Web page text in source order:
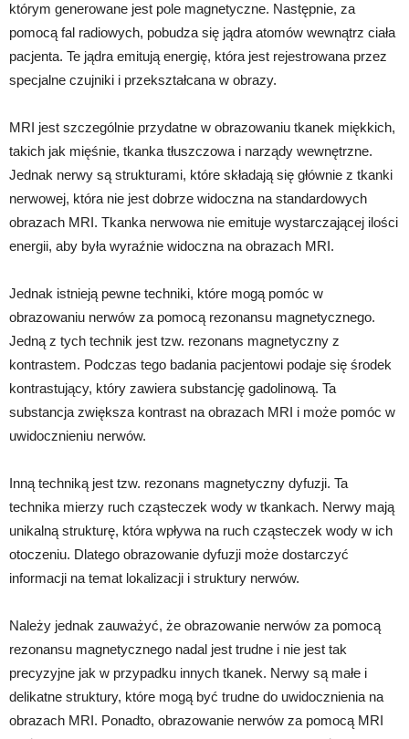
którym generowane jest pole magnetyczne. Następnie, za
pomocą fal radiowych, pobudza się jądra atomów wewnątrz ciała
pacjenta. Te jądra emitują energię, która jest rejestrowana przez
specjalne czujniki i przekształcana w obrazy.
MRI jest szczególnie przydatne w obrazowaniu tkanek miękkich,
takich jak mięśnie, tkanka tłuszczowa i narządy wewnętrzne.
Jednak nerwy są strukturami, które składają się głównie z tkanki
nerwowej, która nie jest dobrze widoczna na standardowych
obrazach MRI. Tkanka nerwowa nie emituje wystarczającej ilości
energii, aby była wyraźnie widoczna na obrazach MRI.
Jednak istnieją pewne techniki, które mogą pomóc w
obrazowaniu nerwów za pomocą rezonansu magnetycznego.
Jedną z tych technik jest tzw. rezonans magnetyczny z
kontrastem. Podczas tego badania pacjentowi podaje się środek
kontrastujący, który zawiera substancję gadolinową. Ta
substancja zwiększa kontrast na obrazach MRI i może pomóc w
uwidocznieniu nerwów.
Inną techniką jest tzw. rezonans magnetyczny dyfuzji. Ta
technika mierzy ruch cząsteczek wody w tkankach. Nerwy mają
unikalną strukturę, która wpływa na ruch cząsteczek wody w ich
otoczeniu. Dlatego obrazowanie dyfuzji może dostarczyć
informacji na temat lokalizacji i struktury nerwów.
Należy jednak zauważyć, że obrazowanie nerwów za pomocą
rezonansu magnetycznego nadal jest trudne i nie jest tak
precyzyjne jak w przypadku innych tkanek. Nerwy są małe i
delikatne struktury, które mogą być trudne do uwidocznienia na
obrazach MRI. Ponadto, obrazowanie nerwów za pomocą MRI